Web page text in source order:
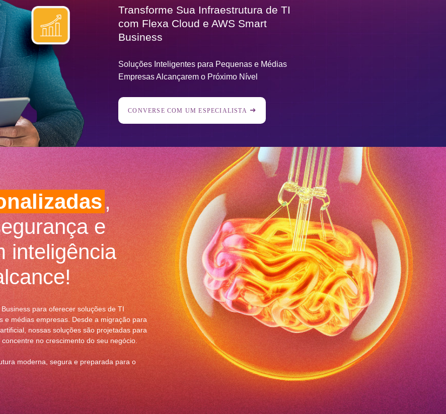
Transforme Sua Infraestrutura de TI
com Flexa Cloud e AWS Smart
Business
Soluções Inteligentes para Pequenas e Médias
Empresas Alcançarem o Próximo Nível
CONVERSE COM UM ESPECIALISTA
,
e
inteligência
para oferecer soluções de TI
médias empresas. Desde a migração para
nossas soluções são projetadas para
no crescimento do seu negócio.
moderna, segura e preparada para o